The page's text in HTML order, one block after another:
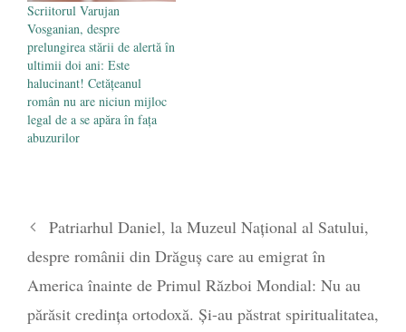
Scriitorul Varujan
Vosganian, despre
prelungirea stării de alertă în
ultimii doi ani: Este
halucinant! Cetățeanul
român nu are niciun mijloc
legal de a se apăra în fața
abuzurilor
Patriarhul Daniel, la Muzeul Național al Satului,
despre românii din Drăguș care au emigrat în
America înainte de Primul Război Mondial: Nu au
părăsit credința ortodoxă. Și-au păstrat spiritualitatea,